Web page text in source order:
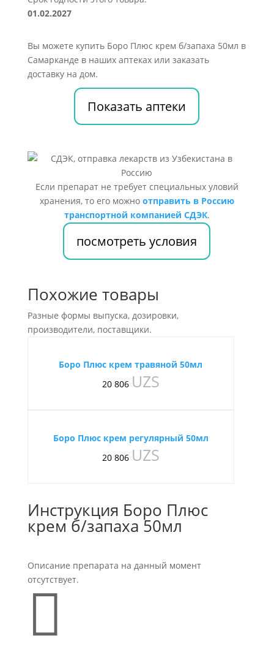
01.02.2027
Вы можете купить Боро Плюс крем б/запаха 50мл в
Самарканде в наших аптеках или заказать
доставку на дом.
Показать аптеки
Если препарат не требует специальных уловий
хранения, то его можно отправить в Россию
транспортной компанией СДЭК.
посмотреть условия
Похожие товары
Разные формы выпуска, дозировки,
производители, поставщики.
Боро Плюс крем травяной 50мл
20 806 UZS
Боро Плюс крем регулярный 50мл
20 806 UZS
Инструкция Боро Плюс
крем б/запаха 50мл
Описание препарата на данный момент
отсутствует.
